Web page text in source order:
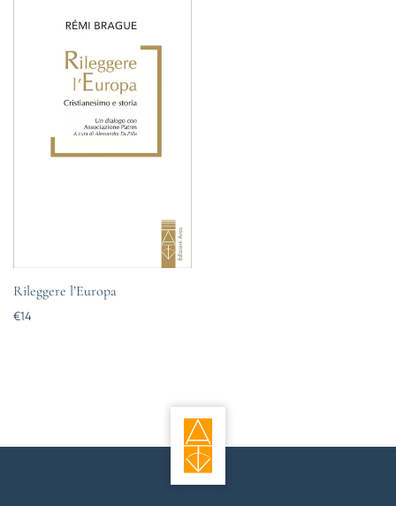
Rileggere l’Europa
€14